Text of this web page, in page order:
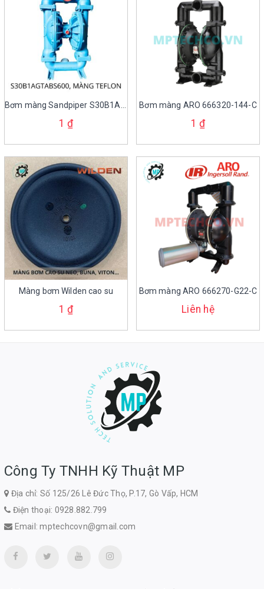
1₫
Bơm màng ARO 666320-144-C
1₫
Màng bơm Wilden cao su
1₫
Bơm màng ARO 666270-G22-C
Liên hệ
Công Ty TNHH Kỹ Thuật MP
Địa chỉ: Số 125/26 Lê Đức Thọ, P.17, Gò Vấp, HCM
Điện thoại: 0928.882.799
Email:mptechcovn@gmail.com